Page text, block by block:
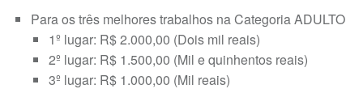
Para os três melhores trabalhos na Categoria ADULTO
1º lugar: R$ 2.000,00 (Dois mil reais)
2º lugar: R$ 1.500,00 (Mil e quinhentos reais)
3º lugar: R$ 1.000,00 (Mil reais)